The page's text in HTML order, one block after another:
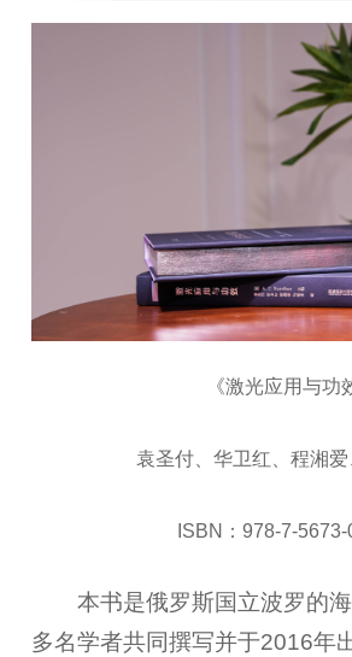
《激光应用与功
袁圣付、华卫红、程湘
ISBN：978-7-
本书是俄罗斯国立波罗的
多名学者共同撰写并于2016年